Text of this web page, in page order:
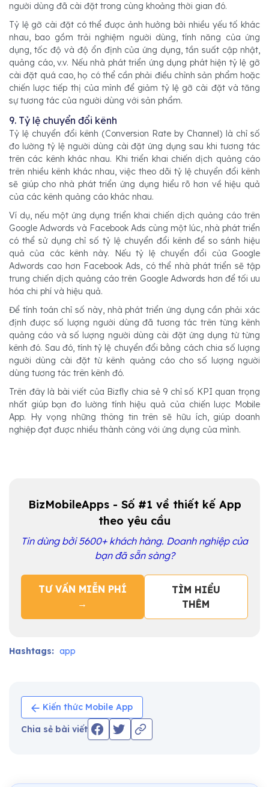
người dùng đã cài đặt trong cùng khoảng thời gian đó.
Tỷ lệ gỡ cài đặt có thể được ảnh hưởng bởi nhiều yếu tố khác
nhau, bao gồm trải nghiệm người dùng, tính năng của ứng
dụng, tốc độ và độ ổn định của ứng dụng, tần suất cập nhật,
quảng cáo, v.v. Nếu nhà phát triển ứng dụng phát hiện tỷ lệ gỡ
cài đặt quá cao, họ có thể cần phải điều chỉnh sản phẩm hoặc
chiến lược tiếp thị của mình để giảm tỷ lệ gỡ cài đặt và tăng
sự tương tác của người dùng với sản phẩm.
9. Tỷ lệ chuyển đổi kênh
Tỷ lệ chuyển đổi kênh (Conversion Rate by Channel) là chỉ số
đo lường tỷ lệ người dùng cài đặt ứng dụng sau khi tương tác
trên các kênh khác nhau. Khi triển khai chiến dịch quảng cáo
trên nhiều kênh khác nhau, việc theo dõi tỷ lệ chuyển đổi kênh
sẽ giúp cho nhà phát triển ứng dụng hiểu rõ hơn về hiệu quả
của các kênh quảng cáo khác nhau.
Ví dụ, nếu một ứng dụng triển khai chiến dịch quảng cáo trên
Google Adwords và Facebook Ads cùng một lúc, nhà phát triển
có thể sử dụng chỉ số tỷ lệ chuyển đổi kênh để so sánh hiệu
quả của các kênh này. Nếu tỷ lệ chuyển đổi của Google
Adwords cao hơn Facebook Ads, có thể nhà phát triển sẽ tập
trung chiến dịch quảng cáo trên Google Adwords hơn để tối ưu
hóa chi phí và hiệu quả.
Để tính toán chỉ số này, nhà phát triển ứng dụng cần phải xác
định được số lượng người dùng đã tương tác trên từng kênh
quảng cáo và số lượng người dùng cài đặt ứng dụng từ từng
kênh đó. Sau đó, tính tỷ lệ chuyển đổi bằng cách chia số lượng
người dùng cài đặt từ kênh quảng cáo cho số lượng người
dùng tương tác trên kênh đó.
Trên đây là bài viết của Bizfly chia sẻ 9 chỉ số KPI quan trọng
nhất giúp bạn đo lường tính hiệu quả của chiến lược Mobile
App. Hy vọng những thông tin trên sẽ hữu ích, giúp doanh
nghiệp đạt được nhiều thành công với ứng dụng của mình.
BizMobileApps - Số #1 về thiết kế App
theo yêu cầu
Tin dùng bởi 5600+ khách hàng. Doanh nghiệp của
bạn đã sẵn sàng?
TƯ VẤN MIỄN PHÍ
→
TÌM HIỂU
THÊM
Hashtags: app
Kiến thức Mobile App
Chia sẻ bài viết